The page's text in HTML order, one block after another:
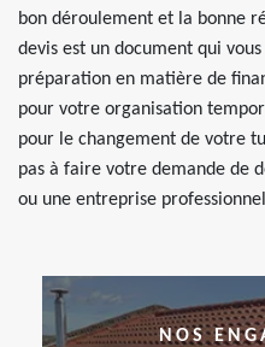
bon déroulement et la bonne
devis est un document qui
préparation en matière de
pour votre organisation
pour le changement de votre
pas à faire votre demande de
ou une entreprise
NOS